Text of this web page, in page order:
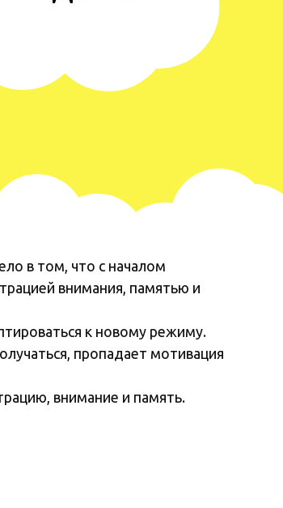
в том, что с началом
внимания, памятью и
к новому режиму.
пропадает мотивация
внимание и память.